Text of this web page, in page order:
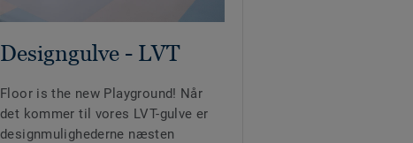
Designgulve - LVT
Floor is the new Playground! Når
det kommer til vores LVT-gulve er
designmulighederne næsten